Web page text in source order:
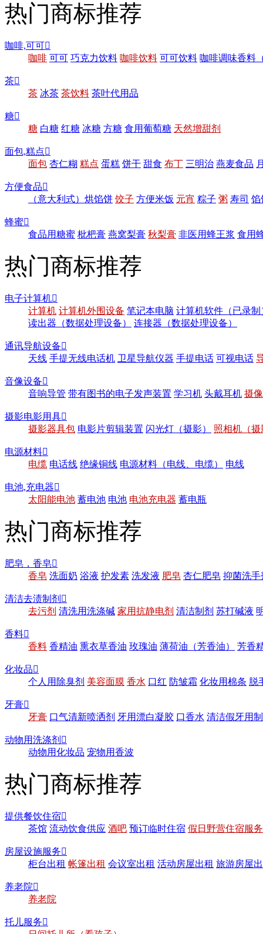
热门商标推荐
咖啡,可可
咖啡 可可 巧克力饮料 咖啡饮料 可可饮料 咖啡调味香料
茶
茶 冰茶 茶饮料 茶叶代用品
糖
糖 白糖 红糖 冰糖 方糖 食用葡萄糖 天然增甜剂
面包,糕点
面包 杏仁糊 糕点 蛋糕 饼干 甜食 布丁 三明治 燕麦食品
方便食品
（意大利式）烘馅饼 饺子 方便米饭 元宵 粽子 粥 寿司 馅
蜂蜜
食品用糖蜜 枇杷膏 燕窝梨膏 秋梨膏 非医用蜂王浆 食用
热门商标推荐
电子计算机
计算机 计算机外围设备 笔记本电脑 计算机软件（已录制
读出器（数据处理设备）
连接器（数据处理设备）
通讯导航设备
天线 手提无线电话机 卫星导航仪器 手提电话 可视电话
音像设备
音响导管 带有图书的电子发声装置 学习机 头戴耳机 摄
摄影电影用具
摄影器具包 电影片剪辑装置 闪光灯（摄影） 照相机（摄
电源材料
电缆 电话线 绝缘铜线 电源材料（电线、电缆） 电线
电池,充电器
太阳能电池 蓄电池 电池 电池充电器 蓄电瓶
热门商标推荐
肥皂，香皂
香皂 洗面奶 浴液 护发素 洗发液 肥皂 杏仁肥皂 抑菌洗手
清洁去渍制剂 
去污剂 清洗用洗涤碱 家用抗静电剂 清洁制剂 苏打碱液
香料
香料 香精油 熏衣草香油 玫瑰油 薄荷油（芳香油） 芳香
化妆品
个人用除臭剂 美容面膜 香水 口红 防皱霜 化妆用棉条 脱
牙膏
牙膏 口气清新喷洒剂 牙用漂白凝胶 口香水 清洁假牙用
动物用洗涤剂 
动物用化妆品 宠物用香波
热门商标推荐
提供餐饮住宿
茶馆 流动饮食供应 酒吧 预订临时住宿 假日野营住宿服务
房屋设施服务
柜台出租 帐篷出租 会议室出租 活动房屋出租 旅游房屋
养老院
养老院
托儿服务